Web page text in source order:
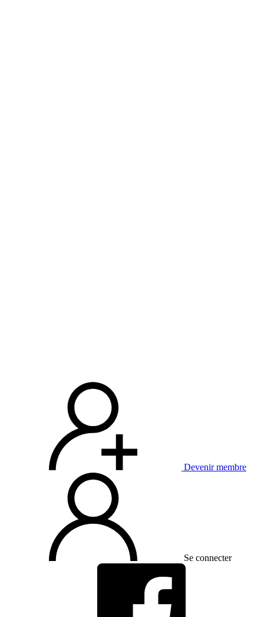
Devenir membre
Se connecter